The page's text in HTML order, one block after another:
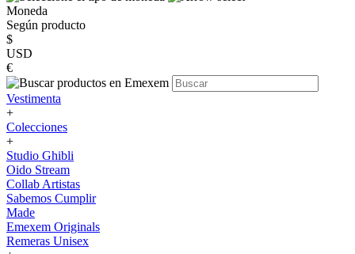
Moneda
Según producto
$
USD
€
Vestimenta
+
Colecciones
+
Studio Ghibli
Oido Stream
Collab Artistas
Sabemos Cumplir
Made
Emexem Originals
Remeras Unisex